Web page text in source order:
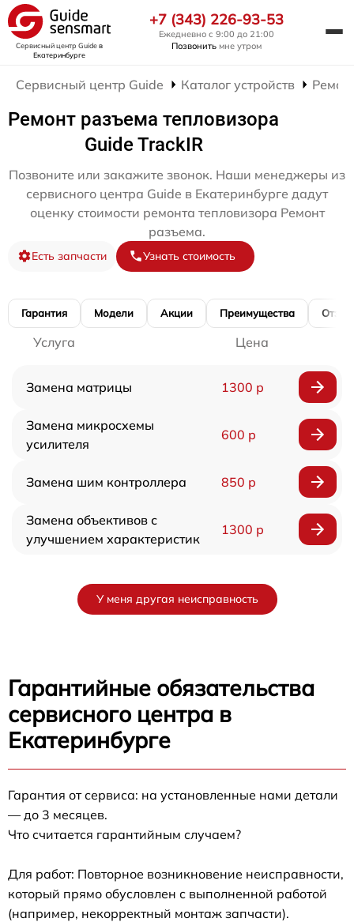
Сервисный центр Guideв
Екатеринбурге
+7 (343) 226-93-53
Ежедневно с 9:00 до 21:00
Позвонить мне утром
Сервисный центр Guide Каталог устройств
Ремонт разъема тепловизора
Guide TrackIR
Позвоните или закажите звонок. Наши менеджеры из
сервисного центра Guide в Екатеринбурге дадут
оценку стоимости ремонта тепловизора Ремонт
разъема.
Есть запчасти Узнать стоимость
Гарантия Модели Акции Преимущества
Услуга Цена
Замена матрицы 1300 р
Замена микросхемы
усилителя
600 р
Замена шим контроллера 850 р
Замена объективов с
улучшением характеристик
1300 р
У меня другая неисправность
Гарантийные обязательства
сервисного центра в
Екатеринбурге
Гарантия от сервиса: на установленные нами детали
— до 3 месяцев.
Что считается гарантийным случаем?
Для работ: Повторное возникновение неисправности,
который прямо обусловлен с выполненной работой
(например, некорректный монтаж запчасти).